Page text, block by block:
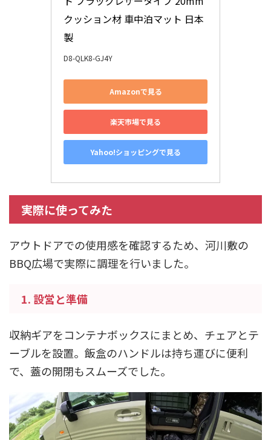
クッション材 車中泊マット 日本
製
D8-QLK8-GJ4Y
Amazonで見る
楽天市場で見る
Yahoo!ショッピングで見る
実際に使ってみた
アウトドアでの使用感を確認するため、河川敷の
BBQ広場で実際に調理を行いました。
1. 設営と準備
収納ギアをコンテナボックスにまとめ、チェアとテ
ーブルを設置。飯盒のハンドルは持ち運びに便利
で、蓋の開閉もスムーズでした。